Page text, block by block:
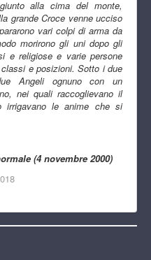
alla cima del monte,
grande Croce venne ucciso
vari colpi di arma da
morirono gli uni dopo gli
e religiose e varie persone
e posizioni. Sotto i due
Angeli ognuno con un
nei quali raccoglievano il
le anime che si
(4 novembre 2000)